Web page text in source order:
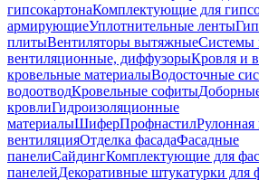
гипсокартонаКомплектующие для
армирующиеУплотнительные ленты
плитыВентиляторы вытяжныеСистемы
вентиляционные, диффузорыКровля и
кровельные материалыВодосточные
водоотводКровельные софиты
кровлиГидроизоляционные
материалыШиферПрофнастилРулонная
вентиляцияОтделка фасадаФасадные
панелиСайдингКомплектующие для
панелейДекоративные штукатурки для